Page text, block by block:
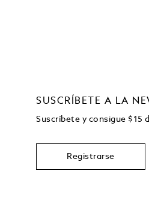
SUSCRÍBETE A LA
Suscríbete y consigue $15
Registrarse